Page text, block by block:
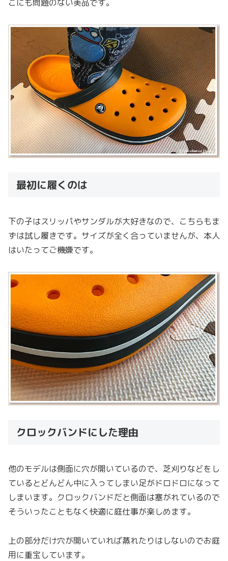
こにも問題のない美品です。
最初に履くのは
下の子はスリッパやサンダルが大好きなので、こちらもま
ずは試し履きです。サイズが全く合っていませんが、本人
はいたってご機嫌です。
クロックバンドにした理由
他のモデルは側面に穴が開いているので、芝刈りなどをし
ているとどんどん中に入ってしまい足がドロドロになって
しまいます。クロックバンドだと側面は塞がれているので
そういったこともなく快適に庭仕事が楽しめます。
上の部分だけ穴が開いていれば蒸れたりはしないのでお庭
用に重宝しています。